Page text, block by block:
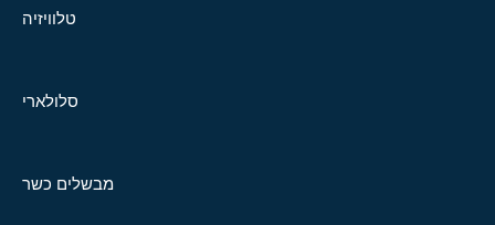
טלוויזיה
סלולארי
מבשלים כשר